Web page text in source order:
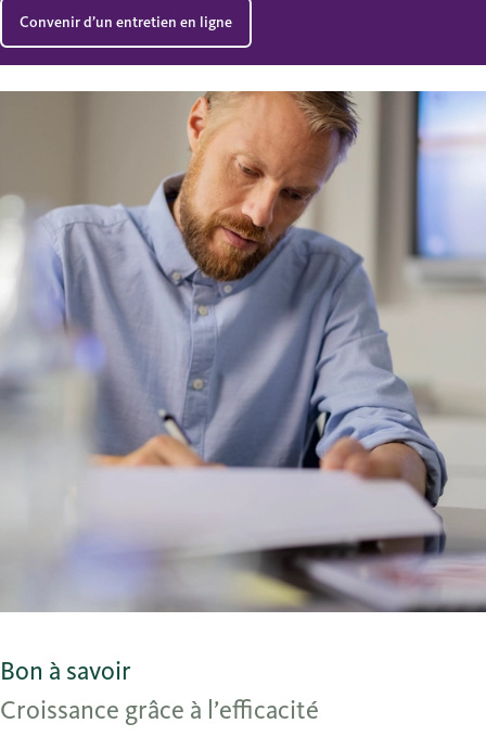
Convenir d’un entretien en ligne
Bon à savoir
Croissance grâce à l’efficacité